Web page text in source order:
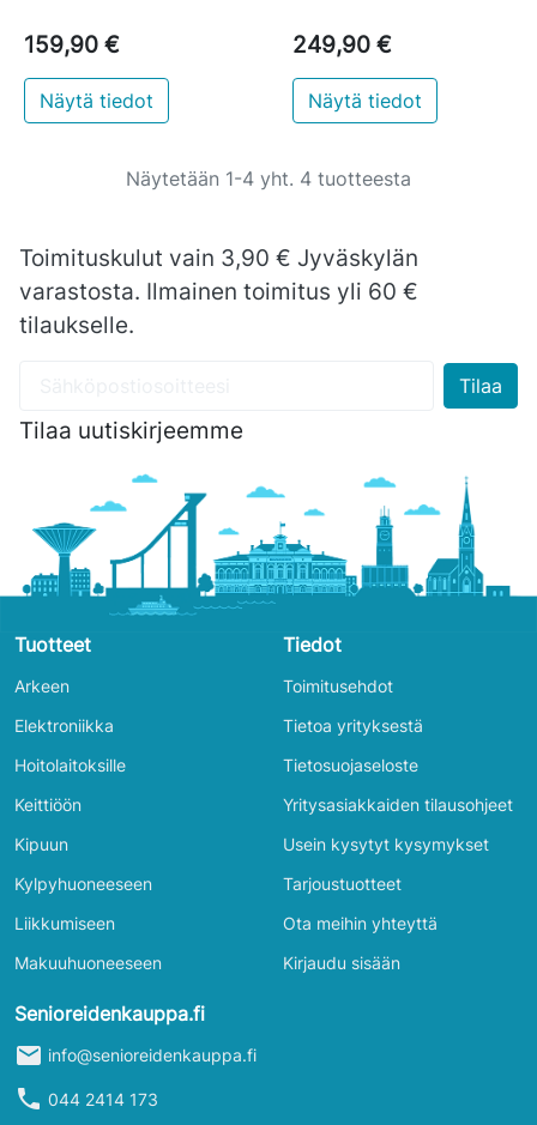
159,90 €
Näytä tiedot
249,90 €
Näytä tiedot
Näytetään 1-4 yht. 4 tuotteesta
Toimituskulut vain 3,90 € Jyväskylän
varastosta. Ilmainen toimitus yli 60 €
tilaukselle.
Tilaa uutiskirjeemme
Tuotteet
Arkeen
Elektroniikka
Hoitolaitoksille
Keittiöön
Kipuun
Kylpyhuoneeseen
Liikkumiseen
Makuuhuoneeseen
Tiedot
Toimitusehdot
Tietoa yrityksestä
Tietosuojaseloste
Yritysasiakkaiden tilausohjeet
Usein kysytyt kysymykset
Tarjoustuotteet
Ota meihin yhteyttä
Kirjaudu sisään
Senioreidenkauppa.fi
mail info@senioreidenkauppa.fi
phone 044 2414 173